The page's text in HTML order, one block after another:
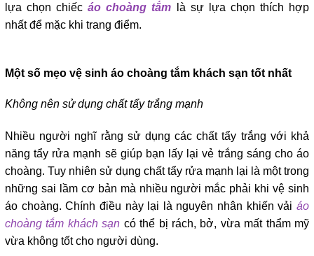
lựa chọn chiếcáo choàng tắm là sự lựa chọn thích hợp
nhất để mặc khi trang điểm.
Một số mẹo vệ sinh áo choàng tắm khách sạn tốt nhất
Không nên sử dụng chất tẩy trắng mạnh
Nhiều người nghĩ rằng sử dụng các chất tẩy trắng với khả
năng tẩy rửa mạnh sẽ giúp bạn lấy lại vẻ trắng sáng cho áo
choàng. Tuy nhiên sử dụng chất tẩy rửa mạnh lại là một trong
những sai lầm cơ bản mà nhiều người mắc phải khi vệ sinh
áo choàng. Chính điều này lại là nguyên nhân khiến vải áo
choàng tắm khách sạn có thể bị rách, bở, vừa mất thẩm mỹ
vừa không tốt cho người dùng.